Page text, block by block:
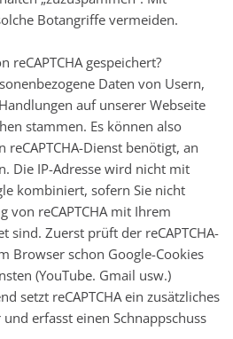
Botangriffe vermeiden.
reCAPTCHA gespeichert?
Daten von Usern,
auf unserer Webseite
stammen. Es können also
Dienst benötigt, an
Die IP-Adresse wird nicht mit
kombiniert, sofern Sie nicht
von reCAPTCHA mit Ihrem
sind. Zuerst prüft der reCAPTCHA-
Browser schon Google-Cookies
(YouTube. Gmail usw.)
setzt reCAPTCHA ein zusätzliches
erfasst einen Schnappschuss